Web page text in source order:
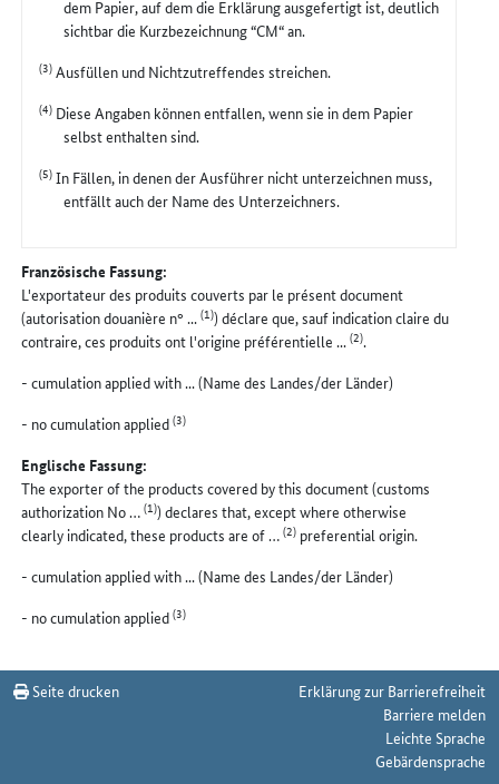
dem Papier, auf dem die Erklärung ausgefertigt ist, deutlich
sichtbar die Kurzbezeichnung “CM“ an.
(3)Ausfüllen und Nichtzutreffendes streichen.
(4) Diese Angaben können entfallen, wenn sie in dem Papier
selbst enthalten sind.
(5)In Fällen, in denen der Ausführer nicht unterzeichnen muss,
entfällt auch der Name des Unterzeichners.
Französische Fassung:
L'exportateur des produits couverts par le présent document
(autorisation douanière n° ...(1)) déclare que, sauf indication claire du
contraire, ces produits ont l'origine préférentielle ...(2).
- cumulation applied with ... (Name des Landes/der Länder)
- no cumulation applied(3)
Englische Fassung:
The exporter of the products covered by this document (customs
authorization No …(1)) declares that, except where otherwise
clearly indicated, these products are of …(2) preferential origin.
- cumulation applied with ... (Name des Landes/der Länder)
- no cumulation applied(3)
Seite drucken
Erklärung zur Barrierefreiheit
Barriere melden
Leichte Sprache
Gebärdensprache